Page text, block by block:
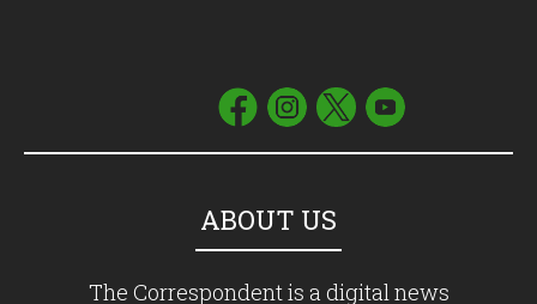
ABOUT US
The Correspondent is a digital news